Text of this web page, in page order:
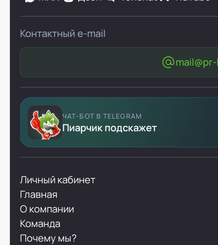
Контактный e-mail
ЧАТ-БОТ В TELEGRAM
Пиарчик подскажет
Личный кабинет
Главная
О компании
Команда
Почему мы?